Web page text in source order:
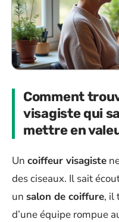
Comment
visagiste qui
mettre en
Un coiffeur visagiste
des ciseaux. Il sait
un salon de coiffure, il
d’une équipe rompue